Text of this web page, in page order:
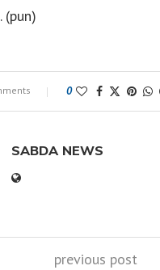
(pun)
0
SABDA NEWS
previous post